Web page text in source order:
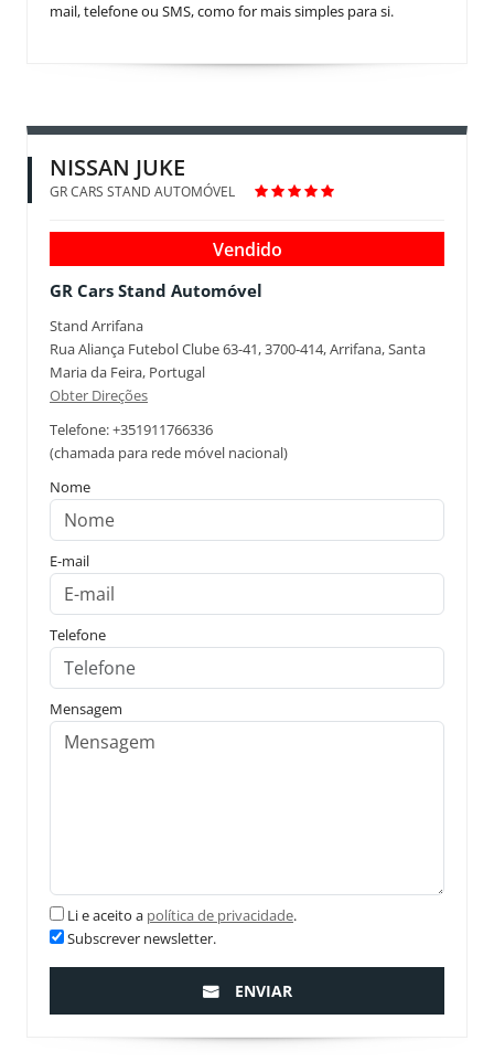
mail, telefone ou SMS, como for mais simples para si.
NISSAN JUKE
GR CARS STAND AUTOMÓVEL
Vendido
GR Cars Stand Automóvel
Stand Arrifana
Rua Aliança Futebol Clube 63-41, 3700-414, Arrifana, Santa
Maria da Feira, Portugal
Obter Direções
Telefone: +351911766336
(chamada para rede móvel nacional)
Nome
E-mail
Telefone
Mensagem
Li e aceito a política de privacidade.
Subscrever newsletter.
ENVIAR